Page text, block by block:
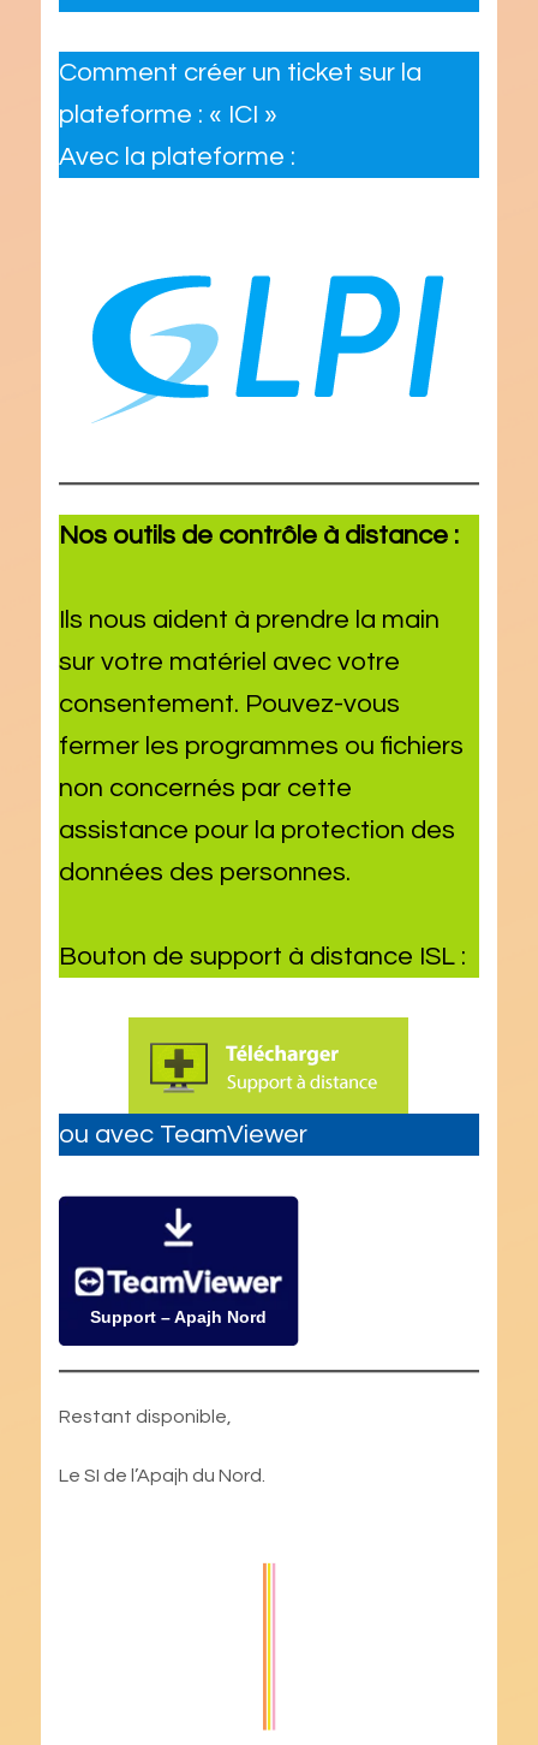
Comment créer un ticket sur la
plateforme : « ICI »
Avec la plateforme :
Nos outils de contrôle à distance :
Ils nous aident à prendre la main
sur votre matériel avec votre
consentement. Pouvez-vous
fermer les programmes ou fichiers
non concernés par cette
assistance pour la protection des
données des personnes.
Bouton de support à distance ISL :
ou avec TeamViewer
Support – Apajh Nord
Restant disponible,
Le SI de l’Apajh du Nord.